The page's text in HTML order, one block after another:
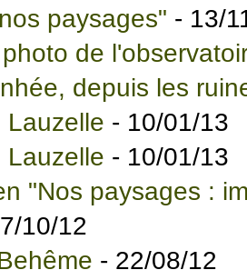
paysages" - 13/
de
depuis les
Lauzelle - 10/01/13
Lauzelle - 10/01/13
"Nos paysages :
10/12
- 22/08/12